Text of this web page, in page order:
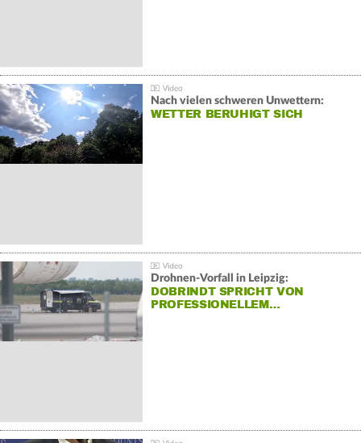
Nach vielen schweren Unwettern:
WETTER BERUHIGT SICH
Drohnen-Vorfall in Leipzig:
DOBRINDT SPRICHT VON
PROFESSIONELLEM…